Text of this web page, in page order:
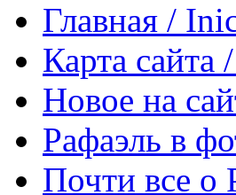
Главная /
Карта
Новое на
Рафаэль в
Почти все о